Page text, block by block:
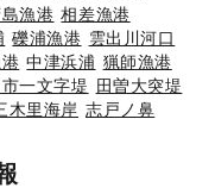
漁港 相差漁港
礫浦漁港 雲出川河口
中津浜浦 猟師漁港
一文字堤 田曽大突堤
木里海岸 志戸ノ鼻